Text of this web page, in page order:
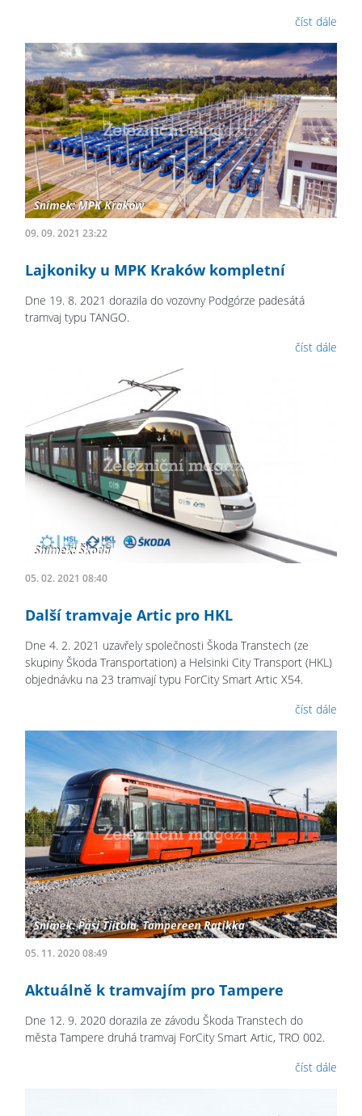
číst dále
09. 09. 2021 23:22
Lajkoniky u MPK Kraków kompletní
Dne 19. 8. 2021 dorazila do vozovny Podgórze padesátá
tramvaj typu TANGO.
číst dále
05. 02. 2021 08:40
Další tramvaje Artic pro HKL
Dne 4. 2. 2021 uzavřely společnosti Škoda Transtech (ze
skupiny Škoda Transportation) a Helsinki City Transport (HKL)
objednávku na 23 tramvají typu ForCity Smart Artic X54.
číst dále
05. 11. 2020 08:49
Aktuálně k tramvajím pro Tampere
Dne 12. 9. 2020 dorazila ze závodu Škoda Transtech do
města Tampere druhá tramvaj ForCity Smart Artic, TRO 002.
číst dále